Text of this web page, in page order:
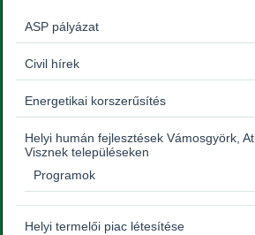
ASP pályázat
Civil hírek
Energetikai korszerűsítés
Helyi humán fejlesztések Vámosgyörk,
Visznek településeken
Programok
Helyi termelői piac létesítése